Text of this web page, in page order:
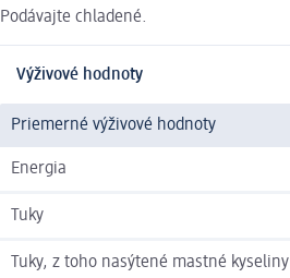
Podávajte chladené.
Výživové hodnoty
Priemerné výživové hodnoty
Energia
Tuky
Tuky, z toho nasýtené mastné kyseliny